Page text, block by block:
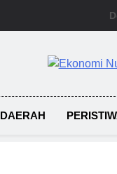
DAERAH